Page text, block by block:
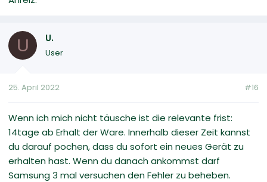
U U.
User
25. April 2022 #16
Wenn ich mich nicht täusche ist die relevante frist:
14tage ab Erhalt der Ware. Innerhalb dieser Zeit kannst
du darauf pochen, dass du sofort ein neues Gerät zu
erhalten hast. Wenn du danach ankommst darf
Samsung 3 mal versuchen den Fehler zu beheben.